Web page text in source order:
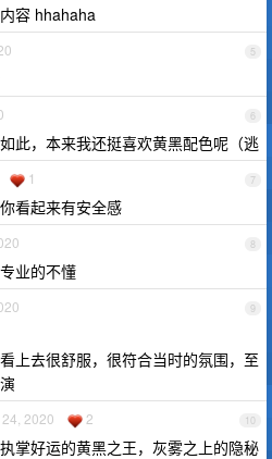
容 hhahaha
5
6
此，本来我还挺喜欢黄黑配色呢（逃
7
1
看起来有安全感
8
业的不懂
9
上去很舒服，很符合当时的氛围，至
10
2020 2
掌好运的黄黑之王，灰雾之上的隐秘